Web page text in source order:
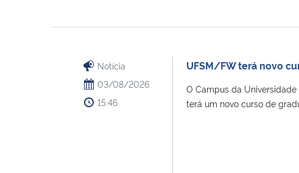
Notícia
03/08/2026
15:46
UFSM/FW terá novo
O Campus da
terá um novo curso de